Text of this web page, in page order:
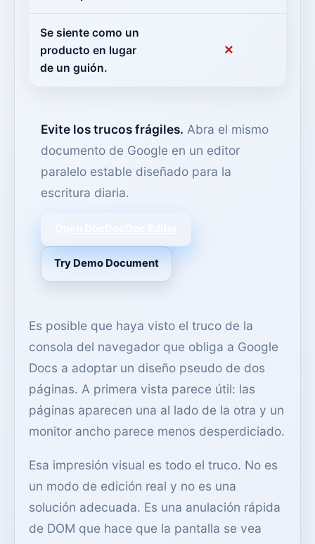
Se siente como un
producto en lugar
de un guión.
✕
Evite los trucos frágiles. Abra el mismo
documento de Google en un editor
paralelo estable diseñado para la
escritura diaria.
Try Demo Document
Es posible que haya visto el truco de la
consola del navegador que obliga a Google
Docs a adoptar un diseño pseudo de dos
páginas. A primera vista parece útil: las
páginas aparecen una al lado de la otra y un
monitor ancho parece menos desperdiciado.
Esa impresión visual es todo el truco. No es
un modo de edición real y no es una
solución adecuada. Es una anulación rápida
de DOM que hace que la pantalla se vea